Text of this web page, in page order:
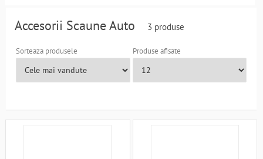
comandaAccesorii Scaune Auto 3 produse
Sorteaza produsele Produse afisate